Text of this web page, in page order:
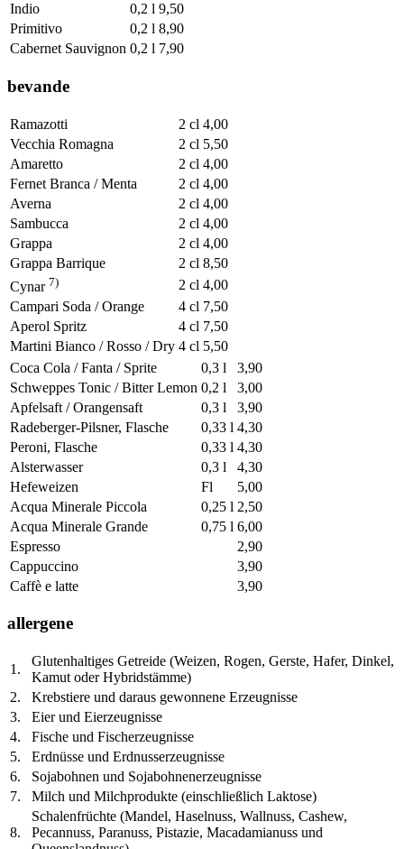
Indio
0,2 l 9,50
Primitivo
0,2 l 8,90
Cabernet Sauvignon 0,2 l 7,90
bevande
Ramazotti 2 cl 4,00
Vecchia Romagna
2 cl 5,50
Amaretto
2 cl 4,00
Fernet Branca / Menta
2 cl 4,00
Averna
2 cl 4,00
Sambucca
2 cl 4,00
Grappa
2 cl 4,00
Grappa Barrique
2 cl 8,50
Cynar 7) 2 cl 4,00
Campari Soda / Orange
4 cl 7,50
Aperol Spritz
4 cl 7,50
Martini Bianco / Rosso / Dry 4 cl 5,50
Coca Cola / Fanta / Sprite
0,3 l
3,90
Schweppes Tonic / Bitter Lemon 0,2 l
3,00
Apfelsaft / Orangensaft
0,3 l
3,90
Radeberger-Pilsner, Flasche
0,33 l 4,30
Peroni, Flasche
0,33 l 4,30
Alsterwasser
0,3 l
4,30
Hefeweizen
Fl
5,00
Acqua Minerale Piccola
0,25 l 2,50
Acqua Minerale Grande
0,75 l 6,00
Espresso
2,90
Cappuccino
3,90
Caffè e latte
3,90
allergene
1.
Glutenhaltiges Getreide (Weizen, Rogen, Gerste, Hafer, Dinkel,
Kamut oder Hybridstämme)
2.
Krebstiere und daraus gewonnene Erzeugnisse
3.
Eier und Eierzeugnisse
4.
Fische und Fischerzeugnisse
5.
Erdnüsse und Erdnusserzeugnisse
6.
Sojabohnen und Sojabohnenerzeugnisse
7.
Milch und Milchprodukte (einschließlich Laktose)
8.
Schalenfrüchte (Mandel, Haselnuss, Wallnuss, Cashew,
Pecannuss, Paranuss, Pistazie, Macadamianuss und